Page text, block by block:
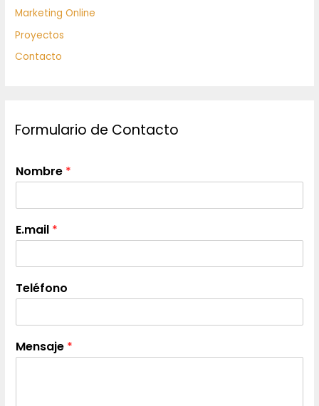
Marketing Online
Proyectos
Contacto
Formulario de Contacto
Nombre *
E.mail *
Teléfono
Mensaje *